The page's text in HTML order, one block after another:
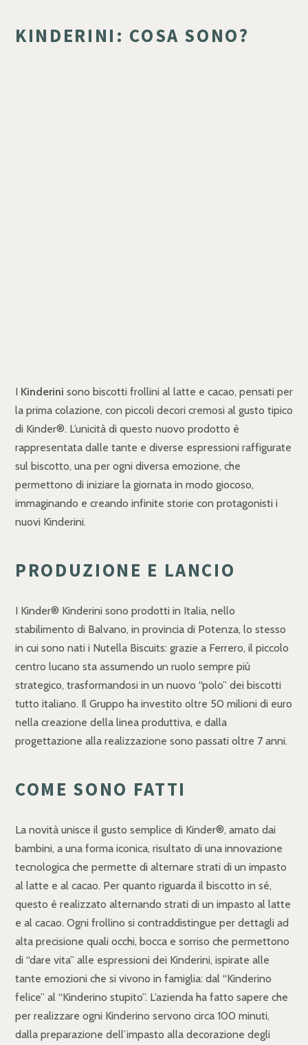
KINDERINI: COSA SONO?
I Kinderini sono biscotti frollini al latte e cacao, pensati per
la prima colazione, con piccoli decori cremosi al gusto tipico
di Kinder®. L’unicità di questo nuovo prodotto è
rappresentata dalle tante e diverse espressioni raffigurate
sul biscotto, una per ogni diversa emozione, che
permettono di iniziare la giornata in modo giocoso,
immaginando e creando infinite storie con protagonisti i
nuovi Kinderini.
PRODUZIONE E LANCIO
I Kinder® Kinderini sono prodotti in Italia, nello
stabilimento di Balvano, in provincia di Potenza, lo stesso
in cui sono nati i Nutella Biscuits: grazie a Ferrero, il piccolo
centro lucano sta assumendo un ruolo sempre più
strategico, trasformandosi in un nuovo “polo” dei biscotti
tutto italiano. Il Gruppo ha investito oltre 50 milioni di euro
nella creazione della linea produttiva, e dalla
progettazione alla realizzazione sono passati oltre 7 anni.
COME SONO FATTI
La novità unisce il gusto semplice di Kinder®, amato dai
bambini, a una forma iconica, risultato di una innovazione
tecnologica che permette di alternare strati di un impasto
al latte e al cacao. Per quanto riguarda il biscotto in sé,
questo è realizzato alternando strati di un impasto al latte
e al cacao. Ogni frollino si contraddistingue per dettagli ad
alta precisione quali occhi, bocca e sorriso che permettono
di “dare vita” alle espressioni dei Kinderini, ispirate alle
tante emozioni che si vivono in famiglia: dal “Kinderino
felice” al “Kinderino stupito”. L’azienda ha fatto sapere che
per realizzare ogni Kinderino servono circa 100 minuti,
dalla preparazione dell’impasto alla decorazione degli